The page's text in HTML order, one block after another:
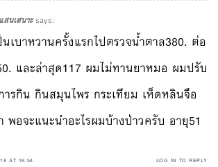
นเสนาะ says:
เบาหวานครั้งแรกไปตรวจน้ำตาล380. ต่อ
และล่าสุด117 ผมไม่ทานยาหมอ ผมปรับ
รกิน กินสมุนไพร กระเทียม เห็ดหลินจือ
พอจะแนะนำอะไรผมบ้างป่าวครับ อายุ51
AT 16:54 LOG IN TO REPLY